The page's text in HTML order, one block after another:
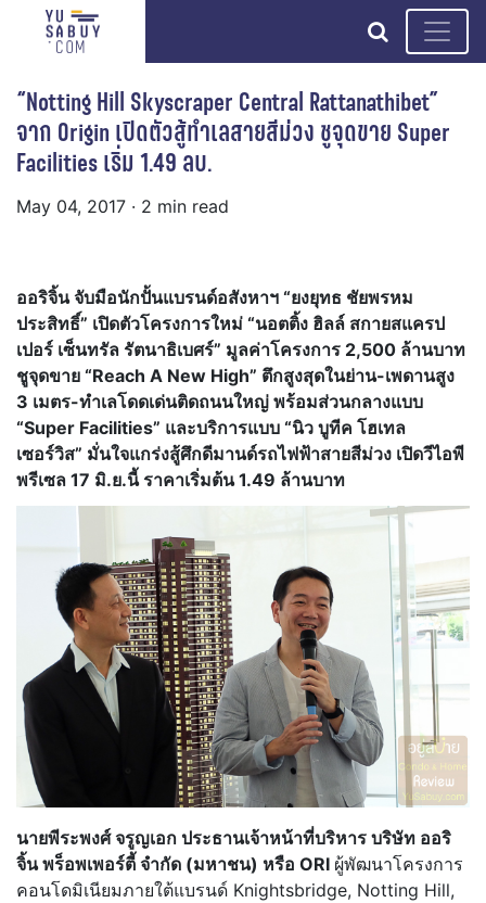
search
“Notting Hill Skyscraper Central Rattanathibet”
จาก Origin เปิดตัวสู้ทำเลสายสีม่วง ชูจุดขาย Super
Facilities เริ่ม 1.49 ลบ.
May 04, 2017 · 2 min read
ออริจิ้นจับมือนักปั้นแบรนด์อสังหาฯ “ยงยุทธ ชัยพรหม
ประสิทธิ์” เปิดตัวโครงการใหม่ “นอตติ้ง ฮิลล์ สกายสแครป
เปอร์ เซ็นทรัล รัตนาธิเบศร์” มูลค่าโครงการ 2,500 ล้านบาท
ชูจุดขาย “Reach A New High” ตึกสูงสุดในย่าน-เพดานสูง
3 เมตร-ทำเลโดดเด่นติดถนนใหญ่ พร้อมส่วนกลางแบบ
“Super Facilities” และบริการแบบ “นิว บูทีค โฮเทล
เซอร์วิส” มั่นใจแกร่งสู้ศึกดีมานด์รถไฟฟ้าสายสีม่วง เปิดวีไอพี
พรีเซล 17 มิ.ย.นี้ ราคาเริ่มต้น 1.49 ล้านบาท
นายพีระพงศ์ จรูญเอก ประธานเจ้าหน้าที่บริหาร บริษัท ออริ
จิ้น พร็อพเพอร์ตี้ จำกัด (มหาชน) หรือ ORI ผู้พัฒนาโครงการ
คอนโดมิเนียมภายใต้แบรนด์ Knightsbridge, Notting Hill,